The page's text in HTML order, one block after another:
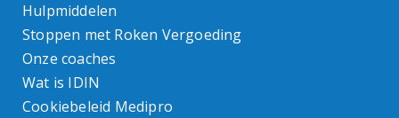
Hulpmiddelen
Stoppen met Roken Vergoeding
Onze coaches
Wat is IDIN
Cookiebeleid Medipro